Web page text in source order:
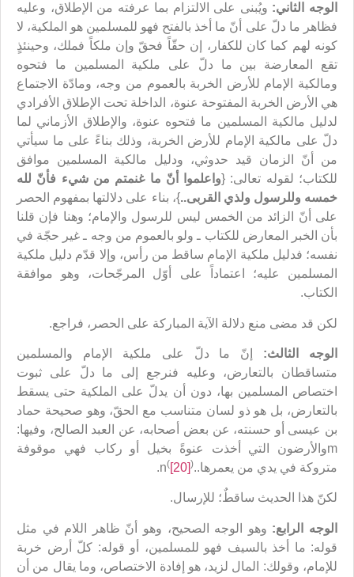
الوجه الثاني: ويُبنى على الالتزام بما عرفته من الإطلاق، وعليه
فظاهر ما دلّ على أنّ ما أخذ بالفتح فهو للمسلمين هو الملكية، لا
كونه لهم كما كان للكفار، إن حقّاً فحقّ وإن ملكاً فملك، وحينئذٍ
تقع المعارضة بين ما دلّ على ملكية المسلمين ما فتحوه
ومالكية الإمام للأرض الخربة بالعموم من وجه، ومادّة الاجتماع
هي الأرض الخربة المفتوحة عنوة، الداخلة تحت الإطلاق الأفرادي
لدليل مالكية المسلمين ما فتحوه عنوة، والإطلاق الأزماني لما
دلّ على مالكية الإمام للأرض الخربة، وذلك بناءً على ما سيأتي
من أنّ الزمان قيد حدوثي، ودليل مالكية المسلمين موافق
للكتاب؛ لقوله تعالى: {واعلموا أنّ ما غنمتم من شيء فأنّ لله
خمسه وللرسول ولذي القربى..}، بناء على دلالتها بمفهوم الحصر
على أنّ الزائد من الخمس ليس للرسول والإمام؛ وهنا فإن قلنا
بأن الخبر المعارض للكتاب ـ ولو بالعموم من وجه ـ غير حجّة في
نفسه؛ فدليل ملكية الإمام ساقط من رأس، وإلا قدّم دليل ملكية
المسلمين عليه؛ اعتماداً على أوّل المرجّحات، وهو موافقة
الكتاب.
لكن قد مضى منع دلالة الآية المباركة على الحصر، فراجع.
الوجه الثالث: إنّ ما دلّ على ملكية الإمام والمسلمين
متساقطان بالتعارض، وعليه فنرجع إلى ما دلّ على ثبوت
اختصاص المسلمين بها، دون أن يدلّ على الملكية حتى يسقط
بالتعارض، بل هو ذو لسان متناسب مع الحقّ، وهو صحيحة حماد
بن عيسى أو حسنته، عن بعض أصحابه، عن العبد الصالح، وفيها:
mوالأرضون التي أخذت عنوةً بخيل أو ركاب فهي موقوفة
متروكة في يدي من يعمرها..n
([20])
.
لكنّ هذا الحديث ساقطٌ؛ للإرسال.
الوجه الرابع: وهو الوجه الصحيح، وهو أنّ ظاهر اللام في مثل
قوله: ما أخذ بالسيف فهو للمسلمين، أو قوله: كلّ أرض خربة
للإمام، وقولك: المال لزيد، هو إفادة الاختصاص، وما يقال من أن